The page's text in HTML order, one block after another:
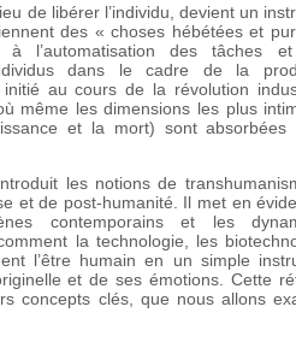
de libérer l’individu, devient un
des « choses hébétées et
à l’automatisation des tâches
dans le cadre de la
au cours de la révolution
même les dimensions les plus
et la mort) sont
les notions de
et de post-humanité. Il met en
contemporains et les
la technologie, les
l’être humain en un simple
et de ses émotions. Cette
concepts clés, que nous allons